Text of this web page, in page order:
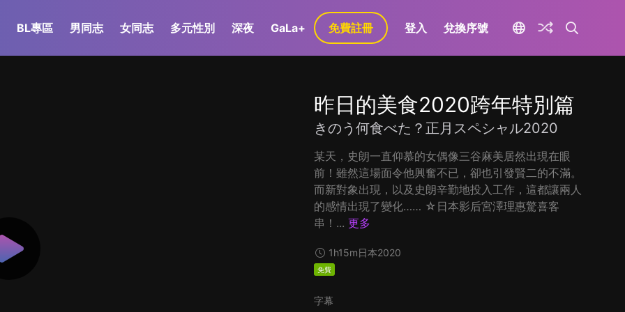
BL專區 男同志 女同志 多元性別 深夜 GaLa+ 免費註冊 登入 兌換序號
昨日的美食2020跨年特別篇
きのう何食べた？正月スペシャル2020
某天，史朗一直仰慕的女偶像三谷麻美居然出現在眼
前！雖然這場面令他興奮不已，卻也引發賢二的不滿。
而新對象出現，以及史朗辛勤地投入工作，這都讓兩人
的感情出現了變化…… ☆日本影后宮澤理惠驚喜客
串！... 更多
1h15m日本2020
免費
字幕